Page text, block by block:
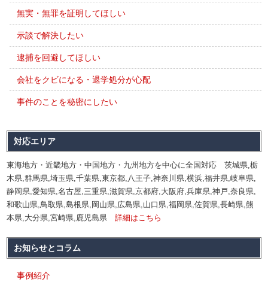
無実・無罪を証明してほしい
示談で解決したい
逮捕を回避してほしい
会社をクビになる・退学処分が心配
事件のことを秘密にしたい
対応エリア
東海地方・近畿地方・中国地方・九州地方を中心に全国対応 茨城県,栃
木県,群馬県,埼玉県,千葉県,東京都,八王子,神奈川県,横浜,福井県,岐阜県,
静岡県,愛知県,名古屋,三重県,滋賀県,京都府,大阪府,兵庫県,神戸,奈良県,
和歌山県,鳥取県,島根県,岡山県,広島県,山口県,福岡県,佐賀県,長崎県,熊
本県,大分県,宮崎県,鹿児島県詳細はこちら
お知らせとコラム
事例紹介